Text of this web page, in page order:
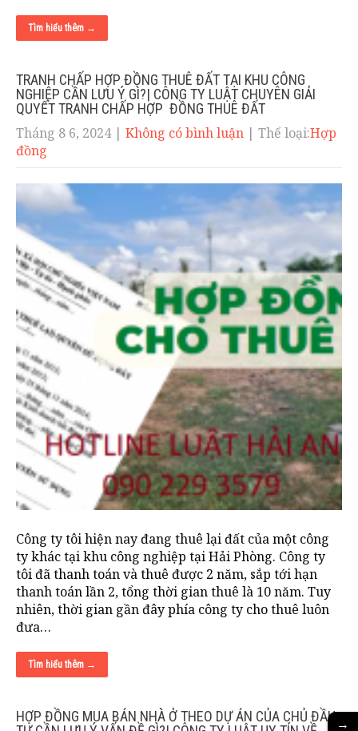
Tìm hiểu thêm →
TRANH CHẤP HỢP ĐỒNG THUÊ ĐẤT TẠI KHU CÔNG
NGHIỆP CẦN LƯU Ý GÌ?| CÔNG TY LUẬT CHUYÊN GIẢI
QUYẾT TRANH CHẤP HỢP ĐỒNG THUÊ ĐẤT
Tháng 8 6, 2024 | Không có bình luận | Thể loại:Hợp
đồng
Công ty tôi hiện nay đang thuê lại đất của một công
ty khác tại khu công nghiệp tại Hải Phòng. Công ty
tôi đã thanh toán và thuê được 2 năm, sắp tới hạn
thanh toán lần 2, tổng thời gian thuê là 10 năm. Tuy
nhiên, thời gian gần đây phía công ty cho thuê luôn
đưa…
Tìm hiểu thêm →
HỢP ĐỒNG MUA BÁN NHÀ Ở THEO DỰ ÁN CỦA CHỦ ĐẦU →